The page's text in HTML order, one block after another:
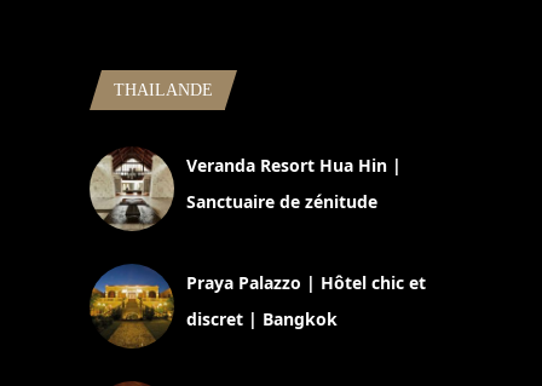
THAILANDE
Veranda Resort Hua Hin |
Sanctuaire de zénitude
Praya Palazzo | Hôtel chic et
discret | Bangkok